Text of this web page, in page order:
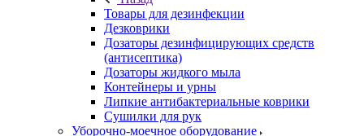
Товары для дезинфекции
Дезковрики
Дозаторы дезинфицирующих средств
(антисептика)
Дозаторы жидкого мыла
Контейнеры и урны
Липкие антибактериальные коврики
Сушилки для рук
Уборочно-моечное оборудование